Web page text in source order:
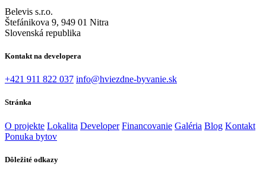
Belevis s.r.o.
Štefánikova 9, 949 01 Nitra
Slovenská republika
Kontakt na developera
+421 911 822 037 info@hviezdne-byvanie.sk
Stránka
O projekte Lokalita Developer Financovanie Galéria Blog Kontakt
Ponuka bytov
Dôležité odkazy